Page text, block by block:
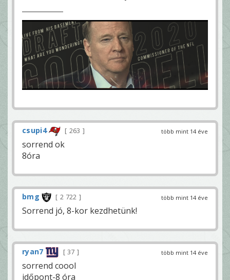
több mint 14 éve
csupi4 263
sorrend ok
8óra
több mint 14 éve
bmg 2 722
Sorrend jó, 8-kor kezdhetünk!
több mint 14 éve
ryan7 37
sorrend coool
időpont-8 óra